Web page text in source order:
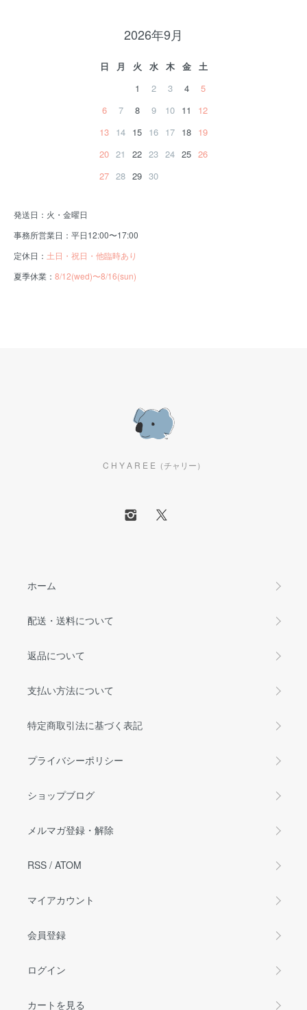
2026年9月
日 月 火 水 木 金
土
1
2 3 4
5
6
7 8 9 10 11
12
13 14 15 16 17 18 19
20 21 22 23 24 25 26
27 28 29 30
発送日：火・金曜日
事務所営業日：平日12:00〜17:00
定休日： 土日・祝日・他臨時あり
夏季休業： 8/12(wed)〜8/16(sun)
C H Y A R E E（チャリー）
ホーム
配送・送料について
返品について
支払い方法について
特定商取引法に基づく表記
プライバシーポリシー
ショップブログ
メルマガ登録・解除
RSS / ATOM
マイアカウント
会員登録
ログイン
カートを見る